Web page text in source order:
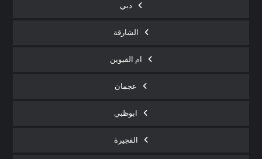
دبي
الشارقة
ام القيوين
عجمان
ابوظبي
الفجيرة